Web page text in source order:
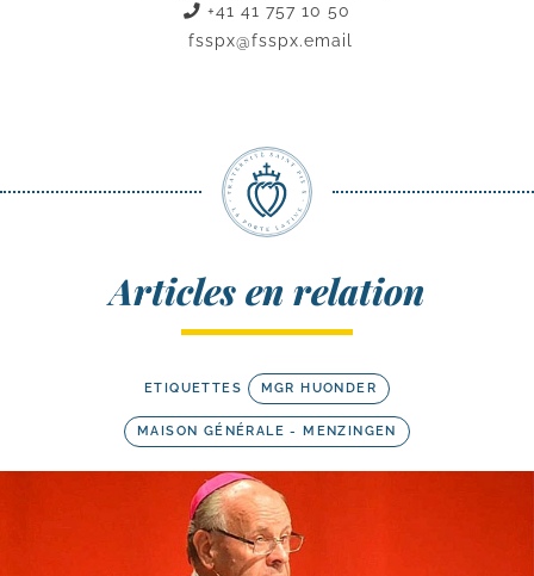
+41 41 757 10 50
fsspx@fsspx.email
Articles en relation
ETIQUETTES MGR HUONDER
MAISON GÉNÉRALE - MENZINGEN